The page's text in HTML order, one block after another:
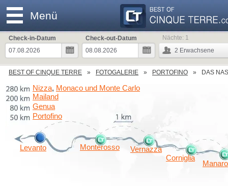
Menü
Check-in-Datum
Check-out-Datum
2 Erwachsene
Nächte: 1
BEST OF CINQUE TERRE FOTOGALERIE PORTOFINO DAS
Levanto Monterosso
Vernazza
Corniglia
Genua
Mailand
Nizza, Monaco und Monte Carlo
Portofino